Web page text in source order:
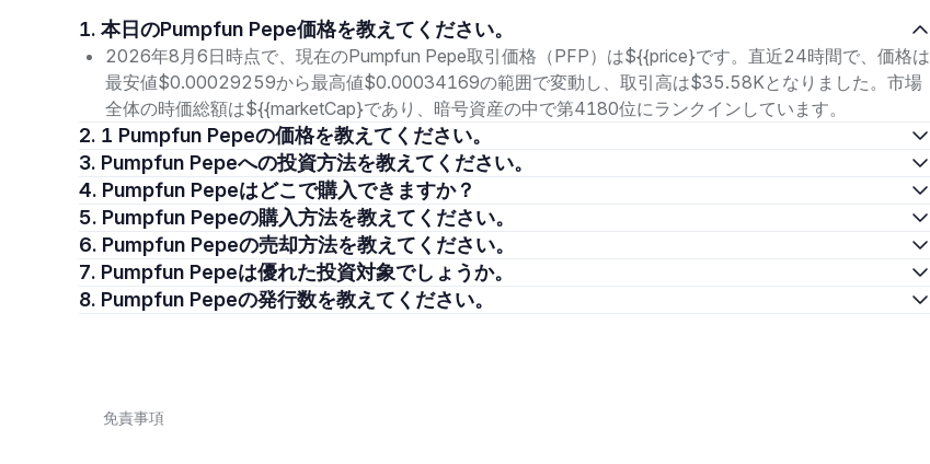
1. 本日のPumpfun Pepe価格を教えてください。
2026年8月6日時点で、現在のPumpfun Pepe取引価格（PFP）は${{price}です。直近24時間で、価格は
最安値$0.00029259から最高値$0.00034169の範囲で変動し、取引高は$35.58Kとなりました。市場
全体の時価総額は${{marketCap}であり、暗号資産の中で第4180位にランクインしています。
2. 1 Pumpfun Pepeの価格を教えてください。
3. Pumpfun Pepeへの投資方法を教えてください。
4. Pumpfun Pepeはどこで購入できますか？
5. Pumpfun Pepeの購入方法を教えてください。
6. Pumpfun Pepeの売却方法を教えてください。
7. Pumpfun Pepeは優れた投資対象でしょうか。
8. Pumpfun Pepeの発行数を教えてください。
免責事項